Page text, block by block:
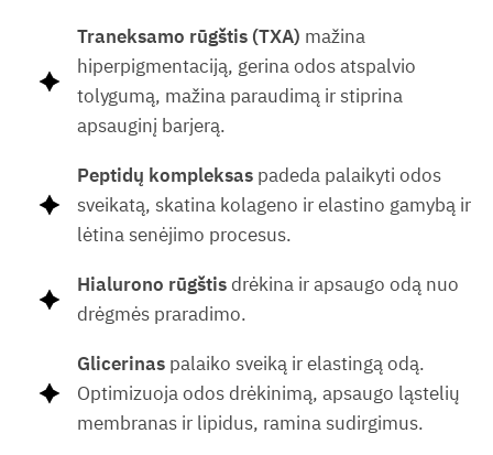
Traneksamo rūgštis (TXA) mažina
hiperpigmentaciją, gerina odos atspalvio
tolygumą, mažina paraudimą ir stiprina
apsauginį barjerą.
Peptidų kompleksas padeda palaikyti odos
sveikatą, skatina kolageno ir elastino gamybą ir
lėtina senėjimo procesus.
Hialurono rūgštis drėkina ir apsaugo odą nuo
drėgmės praradimo.
Glicerinas palaiko sveiką ir elastingą odą.
Optimizuoja odos drėkinimą, apsaugo ląstelių
membranas ir lipidus, ramina sudirgimus.